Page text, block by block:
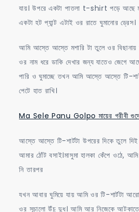
যায়। উপরে একটা পাতলা t-shirt পড়ে আছে
একটা হট প্যান্ট এটাই ওর রাতে ঘুমানোর ড্রেস।
আমি আস্তে আস্তে মশারি টা তুলে ওর বিছানায়
ওর নাম ধরে ডাকি দেখার জন্য যাতেও জেগে
পারি ও ঘুমাচ্ছে তখন আমি আস্তে আস্তে টি-
পেটে হাত রাখি।
Ma Sele Panu Golpo মায়ের গরীবী গুদে
আস্তে আস্তে টি-শার্টটা উপরের দিকে তুলে
আমার ঠোঁট বসাই।মাসুমা হালকা কেঁপে ওঠে,
নি তারপর
যখন আবার ঘুমিয়ে যায় আমি ওর টি-শার্টটা
ওর সূচালো উঁচু দুধ। আমি আর নিজেকে আটকাতে